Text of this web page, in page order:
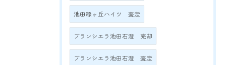
池田緑ヶ丘ハイツ 査定
ブランシエラ池田石澄 売却
ブランシエラ池田石澄 査定